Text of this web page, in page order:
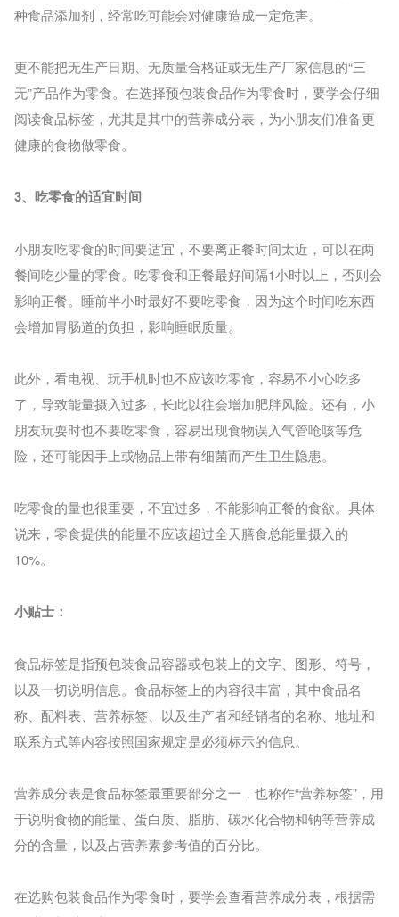
种食品添加剂，经常吃可能会对健康造成一定危害。
更不能把无生产日期、无质量合格证或无生产厂家信息的“三
无”产品作为零食。在选择预包装食品作为零食时，要学会仔细
阅读食品标签，尤其是其中的营养成分表，为小朋友们准备更
健康的食物做零食。
3、吃零食的适宜时间
小朋友吃零食的时间要适宜，不要离正餐时间太近，可以在两
餐间吃少量的零食。吃零食和正餐最好间隔1小时以上，否则会
影响正餐。睡前半小时最好不要吃零食，因为这个时间吃东西
会增加胃肠道的负担，影响睡眠质量。
此外，看电视、玩手机时也不应该吃零食，容易不小心吃多
了，导致能量摄入过多，长此以往会增加肥胖风险。还有，小
朋友玩耍时也不要吃零食，容易出现食物误入气管呛咳等危
险，还可能因手上或物品上带有细菌而产生卫生隐患。
吃零食的量也很重要，不宜过多，不能影响正餐的食欲。具体
说来，零食提供的能量不应该超过全天膳食总能量摄入的
10%。
小贴士：
食品标签是指预包装食品容器或包装上的文字、图形、符号，
以及一切说明信息。食品标签上的内容很丰富，其中食品名
称、配料表、营养标签、以及生产者和经销者的名称、地址和
联系方式等内容按照国家规定是必须标示的信息。
营养成分表是食品标签最重要部分之一，也称作“营养标签”，用
于说明食物的能量、蛋白质、脂肪、碳水化合物和钠等营养成
分的含量，以及占营养素参考值的百分比。
在选购包装食品作为零食时，要学会查看营养成分表，根据需